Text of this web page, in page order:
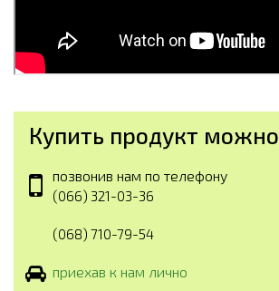
Купить продукт можно
позвонив нам по телефону
(066) 321-03-36
(068) 710-79-54
приехав к нам лично